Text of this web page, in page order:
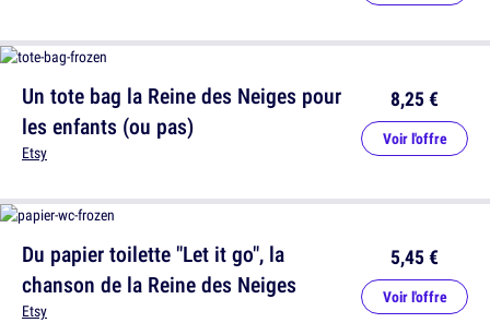
Un tote bag la Reine des Neiges pour
les enfants (ou pas)
Etsy
8,25 €
Voir l'offre
Du papier toilette "Let it go", la
chanson de la Reine des Neiges
Etsy
5,45 €
Voir l'offre